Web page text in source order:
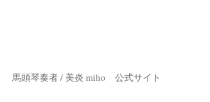
馬頭琴奏者 / 美炎 miho 公式サイト